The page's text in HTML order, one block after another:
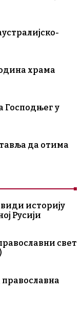
храма
Господњег у
да отима
историју
Русији
свет